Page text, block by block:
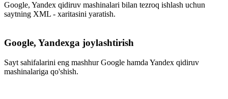
Google, Yandex qidiruv mashinalari bilan tezroq ishlash uchun
saytning XML - xaritasini yaratish.
Google, Yandexga joylashtirish
Sayt sahifalarini eng mashhur Google hamda Yandex qidiruv
mashinalariga qo'shish.